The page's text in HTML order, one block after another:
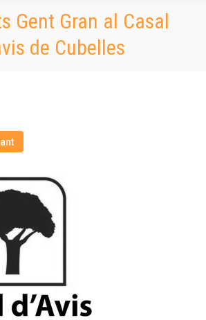
Gent Gran al Casal
de Cubelles